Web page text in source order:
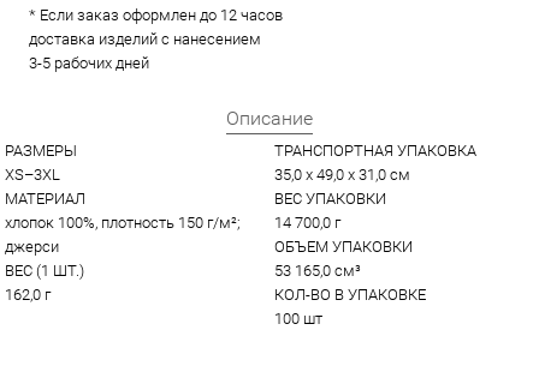
* Если заказ оформлен до 12 часов
доставка изделий с нанесением
3-5 рабочих дней
Описание
РАЗМЕРЫ
XS–3XL
МАТЕРИАЛ
хлопок 100%, плотность 150 г/м²;
джерси
ВЕС (1 ШТ.)
162,0 г
ТРАНСПОРТНАЯ УПАКОВКА
35,0 x 49,0 x 31,0 см
ВЕС УПАКОВКИ
14 700,0 г
ОБЪЕМ УПАКОВКИ
53 165,0 см³
КОЛ-ВО В УПАКОВКЕ
100 шт